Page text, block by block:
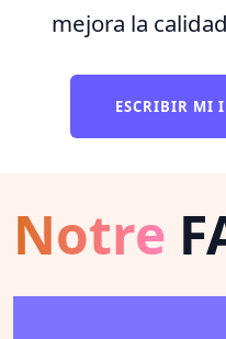
mejora la
ESCRIBIR MI
Notre